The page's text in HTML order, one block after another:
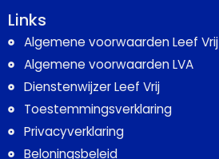
Links
Algemene voorwaarden Leef Vrij
Algemene voorwaarden LVA
Dienstenwijzer Leef Vrij
Toestemmingsverklaring
Privacyverklaring
Beloningsbeleid